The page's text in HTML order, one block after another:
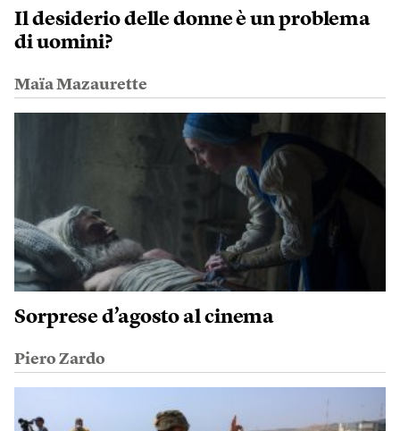
Il desiderio delle donne è un problema
di uomini?
Maïa Mazaurette
Sorprese d’agosto al cinema
Piero Zardo